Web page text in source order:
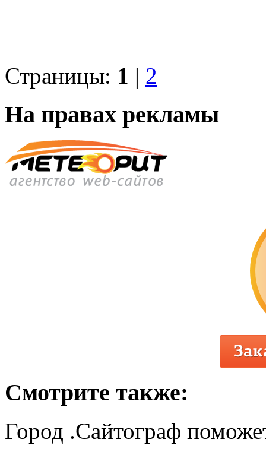
Страницы: 1 | 2
На правах рекламы
Смотрите также:
Город .Сайтограф